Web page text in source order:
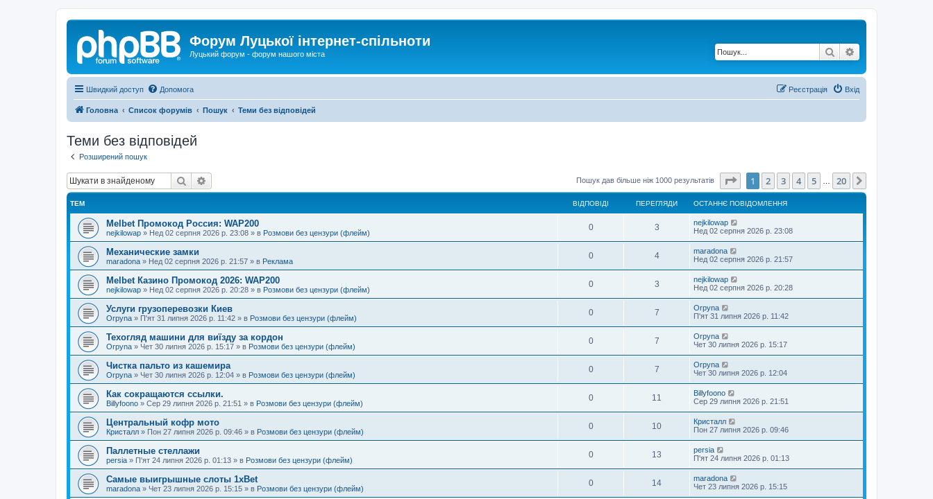
Форум Луцької інтернет-спільноти
Луцький форум - форум нашого міста Пошук
Швидкий доступ Допомога Вхід
Реєстрація
Головна Список форумів Пошук Теми без відповідей
Теми без відповідей
Розширений пошук
Пошук Пошук дав більше ніж 1000 результатів Сторінка 1з 20
1 2 3 4 5 20
ТЕМ ВІДПОВІДІ ПЕРЕГЛЯДИ ОСТАННЄ ПОВІДОМЛЕННЯ
Melbet Промокод Россия: WAP200
nejkilowap » Нед 02 серпня 2026 р. 23:08 » в Розмови без цензури (флейм)
0 3
nejkilowap
Нед 02 серпня 2026 р. 23:08
Механические замки
maradona » Нед 02 серпня 2026 р. 21:57 » в Реклама
0 4
maradona
Нед 02 серпня 2026 р. 21:57
Melbet Казино Промокод 2026: WAP200
nejkilowap » Нед 02 серпня 2026 р. 20:28 » в Розмови без цензури (флейм)
0 3
nejkilowap
Нед 02 серпня 2026 р. 20:28
Услуги грузоперевозки Киев
Orpyna » П'ят 31 липня 2026 р. 11:42 » в Розмови без цензури (флейм)
0 7
Orpyna
П'ят 31 липня 2026 р. 11:42
Техогляд машини для виїзду за кордон
Orpyna » Чет 30 липня 2026 р. 15:17 » в Розмови без цензури (флейм)
0 7
Orpyna
Чет 30 липня 2026 р. 15:17
Чистка пальто из кашемира
Orpyna » Чет 30 липня 2026 р. 12:04 » в Розмови без цензури (флейм)
0 7
Orpyna
Чет 30 липня 2026 р. 12:04
Как сокращаются ссылки.
Billyfoono » Сер 29 липня 2026 р. 21:51 » в Розмови без цензури (флейм)
0 11
Billyfoono
Сер 29 липня 2026 р. 21:51
Центральный кофр мото
Кристалл » Пон 27 липня 2026 р. 09:46 » в Розмови без цензури (флейм)
0 10
Кристалл
Пон 27 липня 2026 р. 09:46
Паллетные стеллажи
persia » П'ят 24 липня 2026 р. 01:13 » в Розмови без цензури (флейм)
0 13
persia
П'ят 24 липня 2026 р. 01:13
Самые выигрышные слоты 1xBet
maradona » Чет 23 липня 2026 р. 15:15 » в Розмови без цензури (флейм)
0 14
maradona
Чет 23 липня 2026 р. 15:15